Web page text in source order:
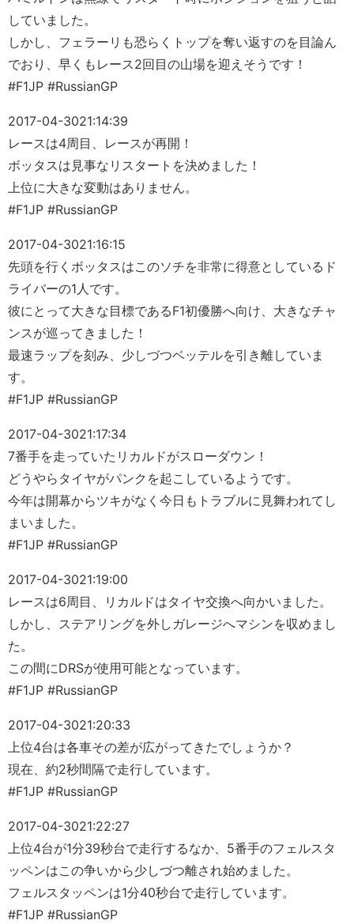
していました。
しかし、フェラーリも恐らくトップを奪い返すのを目論ん
でおり、早くもレース2回目の山場を迎えそうです！
#F1JP #RussianGP
2017-04-3021:14:39
レースは4周目、レースが再開！
ボッタスは見事なリスタートを決めました！
上位に大きな変動はありません。
#F1JP #RussianGP
2017-04-3021:16:15
先頭を行くボッタスはこのソチを非常に得意としているド
ライバーの1人です。
彼にとって大きな目標であるF1初優勝へ向け、大きなチャ
ンスが巡ってきました！
最速ラップを刻み、少しづつベッテルを引き離していま
す。
#F1JP #RussianGP
2017-04-3021:17:34
7番手を走っていたリカルドがスローダウン！
どうやらタイヤがパンクを起こしているようです。
今年は開幕からツキがなく今日もトラブルに見舞われてし
まいました。
#F1JP #RussianGP
2017-04-3021:19:00
レースは6周目、リカルドはタイヤ交換へ向かいました。
しかし、ステアリングを外しガレージへマシンを収めまし
た。
この間にDRSが使用可能となっています。
#F1JP #RussianGP
2017-04-3021:20:33
上位4台は各車その差が広がってきたでしょうか？
現在、約2秒間隔で走行しています。
#F1JP #RussianGP
2017-04-3021:22:27
上位4台が1分39秒台で走行するなか、5番手のフェルスタ
ッペンはこの争いから少しづつ離され始めました。
フェルスタッペンは1分40秒台で走行しています。
#F1JP #RussianGP